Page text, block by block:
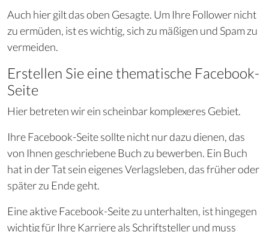
Auch hier gilt das oben Gesagte. Um Ihre Follower nicht
zu ermüden, ist es wichtig, sich zu mäßigen und Spam zu
vermeiden.
Erstellen Sie eine thematische Facebook-
Seite
Hier betreten wir ein scheinbar komplexeres Gebiet.
Ihre Facebook-Seite sollte nicht nur dazu dienen, das
von Ihnen geschriebene Buch zu bewerben. Ein Buch
hat in der Tat sein eigenes Verlagsleben, das früher oder
später zu Ende geht.
Eine aktive Facebook-Seite zu unterhalten, ist hingegen
wichtig für Ihre Karriere als Schriftsteller und muss